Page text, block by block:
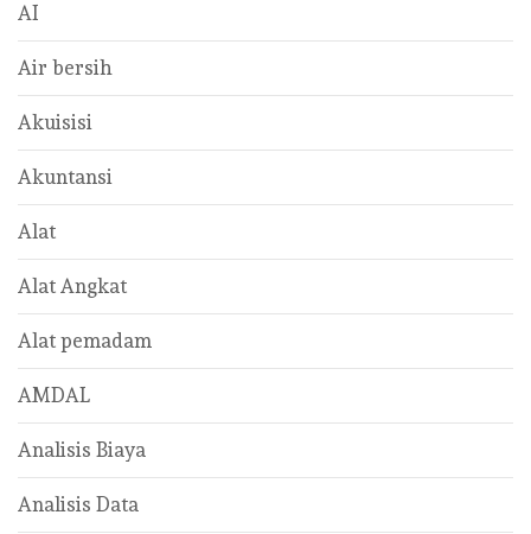
AI
Air bersih
Akuisisi
Akuntansi
Alat
Alat Angkat
Alat pemadam
AMDAL
Analisis Biaya
Analisis Data